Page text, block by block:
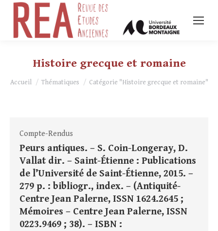
Histoire grecque et romaine
Vous êtes ici :
Accueil Thématiques Catégorie "Histoire grecque et romaine"
Compte-Rendus
Peurs antiques. – S. Coin-Longeray, D.
Vallat dir. – Saint-Étienne : Publications
de l’Université de Saint-Étienne, 2015. –
279 p. : bibliogr., index. – (Antiquité-
Centre Jean Palerne, ISSN 1624.2645 ;
Mémoires – Centre Jean Palerne, ISSN
0223.9469 ; 38). – ISBN :